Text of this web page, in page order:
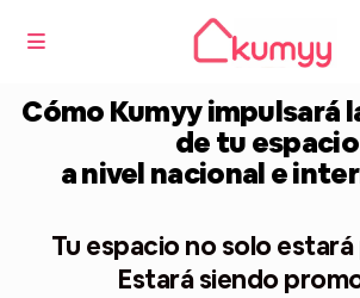
Cómo Kumyy impulsará
de tu espacio
a nivel nacional e
Tu espacio no solo
Estará siendo